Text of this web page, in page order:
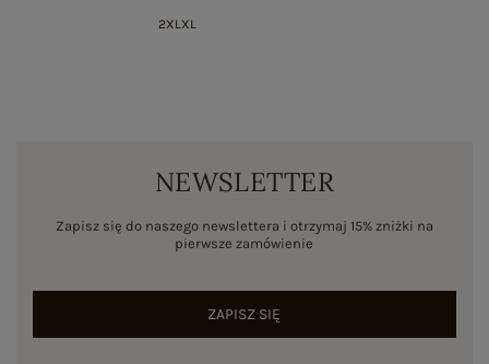
2XL XL
NEWSLETTER
Zapisz się do naszego newslettera i otrzymaj 15% zniżki na
pierwsze zamówienie
ZAPISZ SIĘ